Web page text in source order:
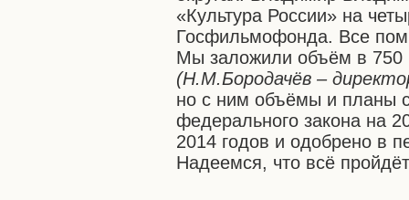
«Культура России» на
Госфильмофонда. Все
Мы заложили объём в 750
(Н.М.Бородачёв –
но с ним объёмы и планы
федерального закона на
2014 годов и одобрено в
Надеемся, что всё